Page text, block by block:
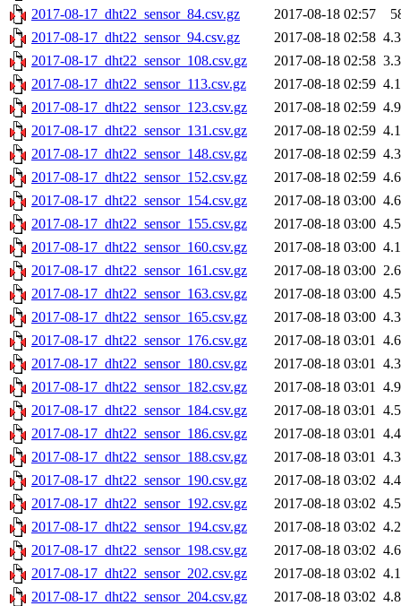
2017-08-17_dht22_sensor_84.csv.gz
2017-08-18 02:57
2017-08-17_dht22_sensor_94.csv.gz
2017-08-18 02:58
2017-08-17_dht22_sensor_108.csv.gz
2017-08-18 02:58
2017-08-17_dht22_sensor_113.csv.gz
2017-08-18 02:59
2017-08-17_dht22_sensor_123.csv.gz
2017-08-18 02:59
2017-08-17_dht22_sensor_131.csv.gz
2017-08-18 02:59
2017-08-17_dht22_sensor_148.csv.gz
2017-08-18 02:59
2017-08-17_dht22_sensor_152.csv.gz
2017-08-18 02:59
2017-08-17_dht22_sensor_154.csv.gz
2017-08-18 03:00
2017-08-17_dht22_sensor_155.csv.gz
2017-08-18 03:00
2017-08-17_dht22_sensor_160.csv.gz
2017-08-18 03:00
2017-08-17_dht22_sensor_161.csv.gz
2017-08-18 03:00
2017-08-17_dht22_sensor_163.csv.gz
2017-08-18 03:00
2017-08-17_dht22_sensor_165.csv.gz
2017-08-18 03:00
2017-08-17_dht22_sensor_176.csv.gz
2017-08-18 03:01
2017-08-17_dht22_sensor_180.csv.gz
2017-08-18 03:01
2017-08-17_dht22_sensor_182.csv.gz
2017-08-18 03:01
2017-08-17_dht22_sensor_184.csv.gz
2017-08-18 03:01
2017-08-17_dht22_sensor_186.csv.gz
2017-08-18 03:01
2017-08-17_dht22_sensor_188.csv.gz
2017-08-18 03:01
2017-08-17_dht22_sensor_190.csv.gz
2017-08-18 03:02
2017-08-17_dht22_sensor_192.csv.gz
2017-08-18 03:02
2017-08-17_dht22_sensor_194.csv.gz
2017-08-18 03:02
2017-08-17_dht22_sensor_198.csv.gz
2017-08-18 03:02
2017-08-17_dht22_sensor_202.csv.gz
2017-08-18 03:02
2017-08-17_dht22_sensor_204.csv.gz
2017-08-18 03:02